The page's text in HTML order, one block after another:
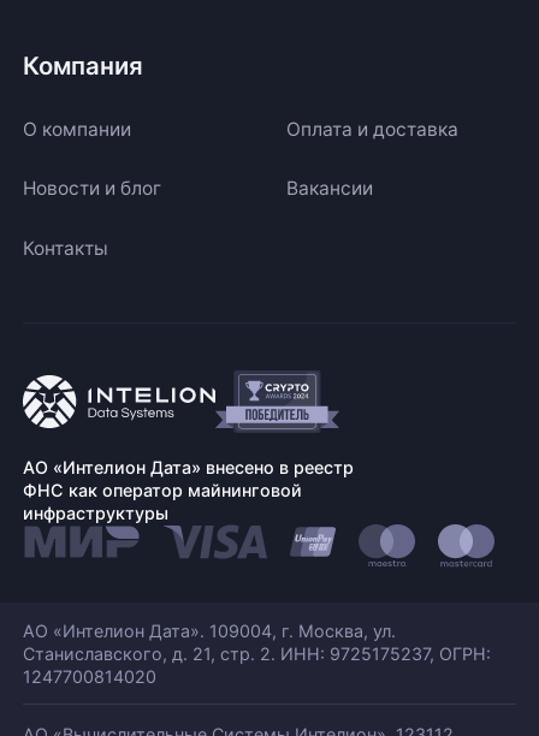
Компания
О компании Оплата и доставка
Новости и блог Вакансии
Контакты
АО «Интелион Дата» внесено в реестр
ФНС как оператор майнинговой
инфраструктуры
АО «Интелион Дата». 109004, г. Москва, ул.
Станиславского, д. 21, стр. 2. ИНН: 9725175237, ОГРН:
1247700814020